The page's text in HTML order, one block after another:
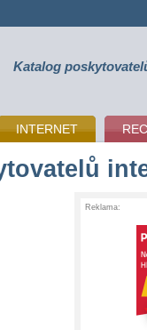
Katalog
INTERNET
Reklama: